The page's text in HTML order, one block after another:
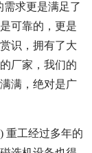
求更是满足了
可靠的，更是
识，拥有了大
厂家，我们的
满，绝对是广
重工经过多年的